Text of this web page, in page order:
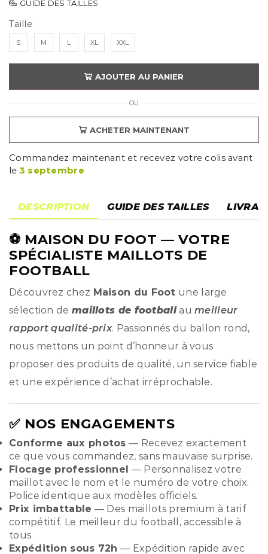
GUIDE DES TAILLES
Taille
S M L XL XXL
AJOUTER AU PANIER
OU
ACHETER MAINTENANT
Commandez maintenant et recevez votre colis avant
le 3 septembre
DESCRIPTION GUIDE DES TAILLES
⚽ MAISON DU FOOT — VOTRE
SPÉCIALISTE MAILLOTS DE
FOOTBALL
Découvrez chez Maison du Foot une large
sélection de maillots de footballaumeilleur
rapport qualité-prix. Passionnés du ballon rond,
nous mettons un point d’honneur à vous
proposer des produits de qualité, un service fiable
et une expérience d’achat irréprochable.
✅ NOS ENGAGEMENTS
Conforme aux photos — Recevez exactement
ce que vous commandez, sans mauvaise surprise.
Flocage professionnel — Personnalisez votre
maillot avec le nom et le numéro de votre choix.
Police identique aux modèles officiels.
Prix imbattable — Des maillots premium à tarif
compétitif. Le meilleur du football, accessible à
tous.
Expédition sous 72h — Expédition rapide avec